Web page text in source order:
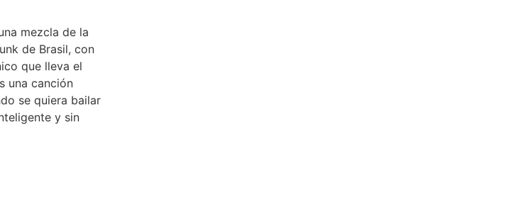
mezcla de la
de Brasil, con
que lleva el
una canción
se quiera bailar
y sin